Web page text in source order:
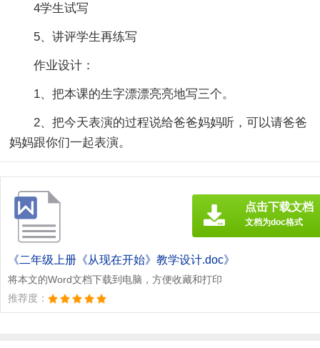
4学生试写
5、讲评学生再练写
作业设计：
1、把本课的生字漂漂亮亮地写三个。
2、把今天表演的过程说给爸爸妈妈听，可以请爸爸
妈妈跟你们一起表演。
《二年级上册《从现在开始》教学设计.doc》
将本文的Word文档下载到电脑，方便收藏和打印
推荐度：
点击下载文档
文档为doc格式